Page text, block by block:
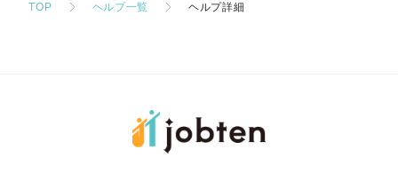
TOP ヘルプ一覧 ヘルプ詳細